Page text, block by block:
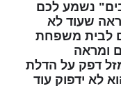
נשמע לכם
של שייטת 13, כנראה שעוד לא
לבית משפחת
ומראה
דפק על הדלת
לא ידפוק עוד